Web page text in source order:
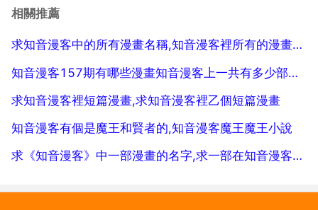
契master 緋色安娜 由之生活日記 鎮魂歌 芥子學院...
相關推薦
求知音漫客中的所有漫畫名稱,知音漫客裡所有的漫畫名稱
知音漫客157期有哪些漫畫知音漫客上一共有多少部漫畫？？都是哪些？
求知音漫客裡短篇漫畫,求知音漫客裡乙個短篇漫畫
知音漫客有個是魔王和賢者的,知音漫客魔王魔王小說
求《知音漫客》中一部漫畫的名字,求一部在知音漫客裡的漫畫的名字！